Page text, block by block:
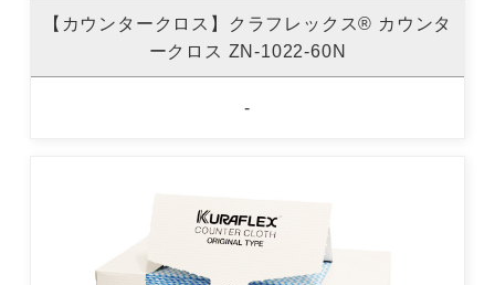
【カウンタークロス】クラフレックス® カウンタ
ークロス ZN-1022-60N
-